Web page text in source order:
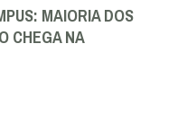
MAIORIA DOS
CHEGA NA